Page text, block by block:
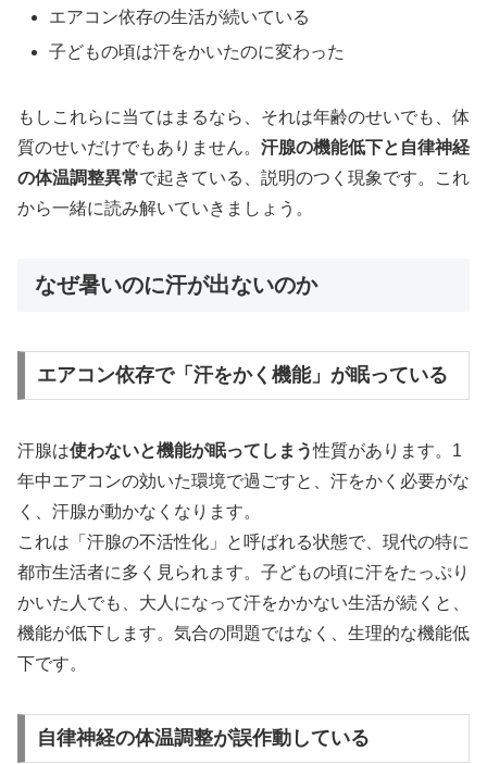
エアコン依存の生活が続いている
子どもの頃は汗をかいたのに変わった
もしこれらに当てはまるなら、それは年齢のせいでも、体
質のせいだけでもありません。 汗腺の機能低下と自律神経
の体温調整異常で起きている、説明のつく現象です。これ
から一緒に読み解いていきましょう。
なぜ暑いのに汗が出ないのか
エアコン依存で「汗をかく機能」が眠っている
汗腺は使わないと機能が眠ってしまう性質があります。1
年中エアコンの効いた環境で過ごすと、汗をかく必要がな
く、汗腺が動かなくなります。
これは「汗腺の不活性化」と呼ばれる状態で、現代の特に
都市生活者に多く見られます。子どもの頃に汗をたっぷり
かいた人でも、大人になって汗をかかない生活が続くと、
機能が低下します。気合の問題ではなく、生理的な機能低
下です。
自律神経の体温調整が誤作動している